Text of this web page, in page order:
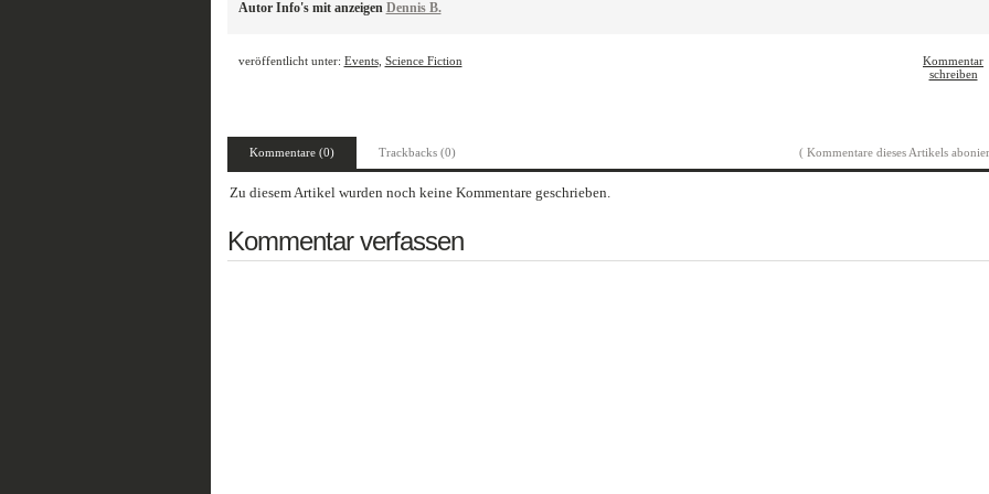
Autor Info's mit anzeigen Dennis B.
veröffentlicht unter: Events, Science Fiction
Kommentar
schreiben
Kommentare (0) Trackbacks (0) ( Kommentare dieses Artikels
Zu diesem Artikel wurden noch keine Kommentare geschrieben.
Kommentar verfassen